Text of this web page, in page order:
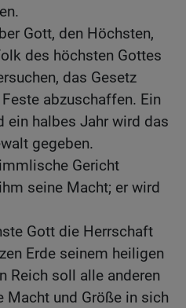
Gott, den Höchsten,
des höchsten Gottes
das Gesetz
abzuschaffen. Ein
ein halbes Jahr wird das
gegeben.
Gericht
seine Macht; er wird
Gott die Herrschaft
Erde seinem heiligen
Reich soll alle anderen
Macht und Größe in sich